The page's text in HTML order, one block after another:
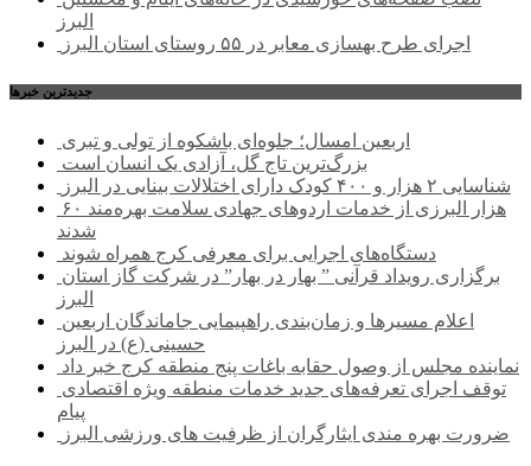
البرز
اجرای طرح بهسازی معابر در ۵۵ روستای استان البرز
جديدترين خبرها
اربعین امسال؛ جلوه‌ای باشکوه از تولی و تبری
بزرگ‌ترین تاج گل، آزادی یک انسان است
شناسایی ۲ هزار و ۴۰۰ کودک دارای اختلالات بینایی در البرز
۶۰ هزار البرزی از خدمات اردوهای جهادی سلامت بهره‌مند
شدند
دستگاه‌های اجرایی برای معرفی کرج همراه شوند
البرز
حسینی (ع) در البرز
نماینده مجلس از وصول حقابه باغات پنج منطقه کرج خبر داد
پیام
ضرورت بهره مندی ایثارگران از ظرفیت های ورزشی البرز